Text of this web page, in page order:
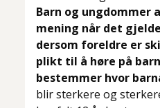
Barn og ungdommer
mening når det
dersom foreldre er
plikt til å høre på
bestemmer hvor
blir sterkere og